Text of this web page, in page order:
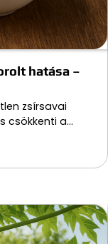
hatása –
zsírsavai
csökkenti a…